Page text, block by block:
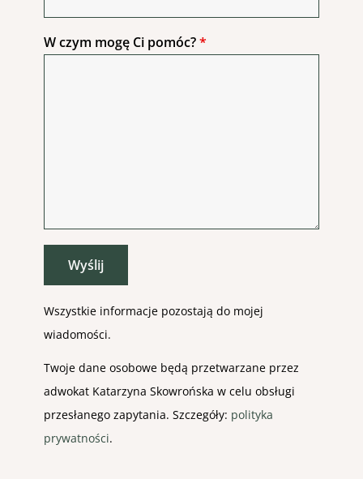
W czym mogę Ci pomóc?*
Wszystkie informacje pozostają do mojej
wiadomości.
Twoje dane osobowe będą przetwarzane przez
adwokat Katarzyna Skowrońska w celu obsługi
przesłanego zapytania. Szczegóły: polityka
prywatności.